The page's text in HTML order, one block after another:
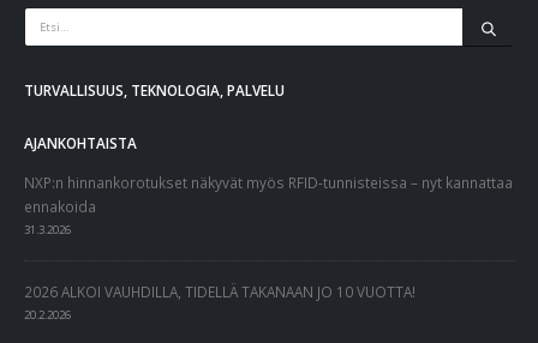
TURVALLISUUS, TEKNOLOGIA, PALVELU
AJANKOHTAISTA
NXP:n hinnankorotukset näkyvät myös RFID-tunnisteissa – nyt kannattaa
ennakoida
31.3.2026
2026 ALKOI VAUHDILLA, TIDELLÄ TAKANAAN JO 10 VUOTTA!
20.2.2026